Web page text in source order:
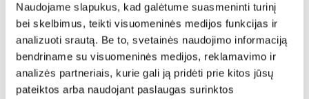
Naudojame slapukus, kad galėtume suasmeninti turinį
bei skelbimus, teikti visuomeninės medijos funkcijas ir
analizuoti srautą. Be to, svetainės naudojimo informaciją
bendriname su visuomeninės medijos, reklamavimo ir
analizės partneriais, kurie gali ją pridėti prie kitos jūsų
pateiktos arba naudojant paslaugas surinktos
Kaina galioja individualiems
užsakymams
590€
Skirtumas tarp užsakomų ir sandėlyje
esančių prekių kainų
- 41€
Kaina galioja sandėlyje esančioms prekėms
549€